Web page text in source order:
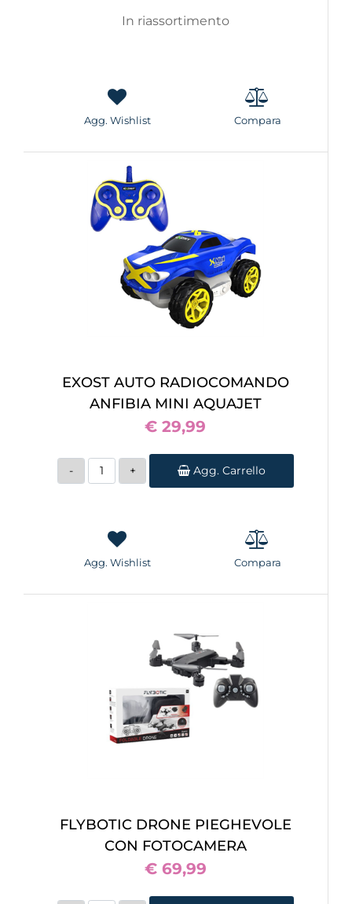
In riassortimento
Agg. Wishlist Compara
EXOST AUTO RADIOCOMANDO
ANFIBIA MINI AQUAJET
€ 29,99
Quantità
Agg. Carrello
Agg. Wishlist Compara
FLYBOTIC DRONE PIEGHEVOLE
CON FOTOCAMERA
€ 69,99